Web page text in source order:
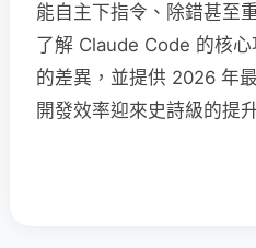
能自主下指令、除錯甚至
了解 Claude Code 的核
的差異，並提供 2026 年
開發效率迎來史詩級的提